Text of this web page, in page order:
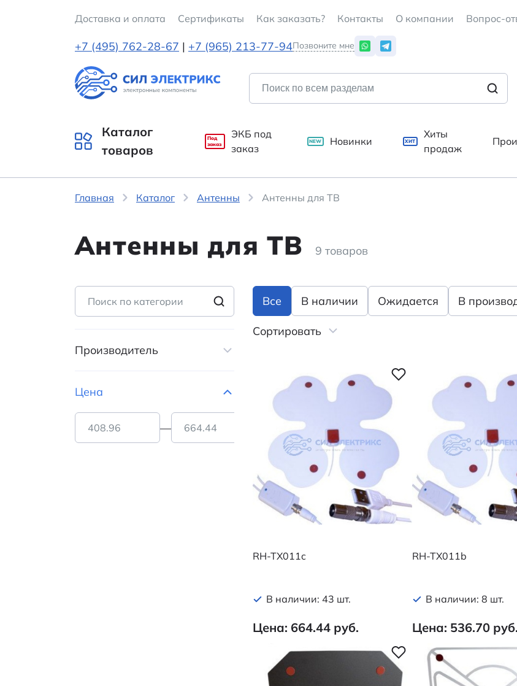
Доставка и оплата Cертификаты Как заказать? Контакты О компании Вопрос-
+7 (495) 762-28-67 | +7 (965) 213-77-94Позвоните мне
Каталог
товаров
Под
заказ
ЭКБ под
заказ
NEW Новинки ХИТ
Хиты
продаж
Главная Каталог Антенны Антенны для ТВ
Антенны для ТВ 9 товаров
Производитель
Цена
—
Все В наличии Ожидается В
Сортировать
RH-TX011c
В наличии: 43 шт.
Цена: 664.44 руб.
RH-TX011b
В наличии: 8 шт.
Цена: 536.70 руб.